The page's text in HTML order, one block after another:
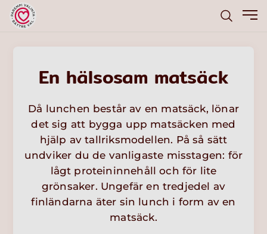
En hälsosam matsäck
Då lunchen består av en matsäck, lönar
det sig att bygga upp matsäcken med
hjälp av tallriksmodellen. På så sätt
undviker du de vanligaste misstagen: för
lågt proteininnehåll och för lite
grönsaker. Ungefär en tredjedel av
finländarna äter sin lunch i form av en
matsäck.